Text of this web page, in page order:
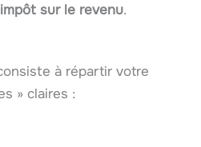
sur le revenu.
à répartir votre
» claires :